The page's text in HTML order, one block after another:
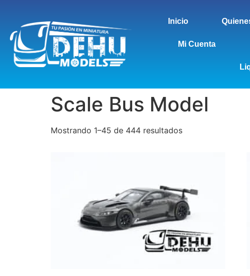
Inicio
Mi Cuenta
Scale Bus Model
Mostrando 1–45 de 444 resultados